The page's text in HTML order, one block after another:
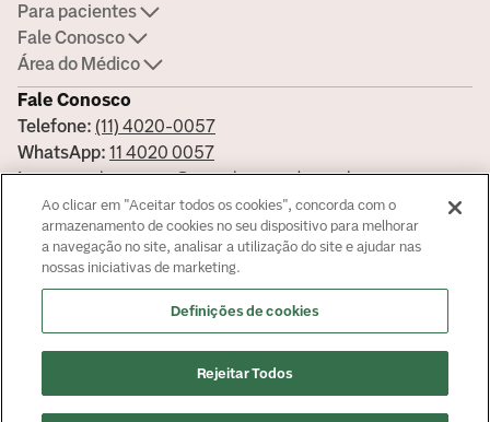
Fale Conosco
Telefone: (11) 4020-0057
WhatsApp: 11 4020 0057
Imprensa:imprensa@americasmed.com.br
Certificações
Para pacientes
Fale Conosco
Área do Médico
Responsável Técnico: Dra. Mariangela Lieto - CRM/SP 98118
Ao clicar em "Aceitar todos os cookies", concorda com o
armazenamento de cookies no seu dispositivo para melhorar
a navegação no site, analisar a utilização do site e ajudar nas
nossas iniciativas de marketing.
Definições de cookies
Rejeitar Todos